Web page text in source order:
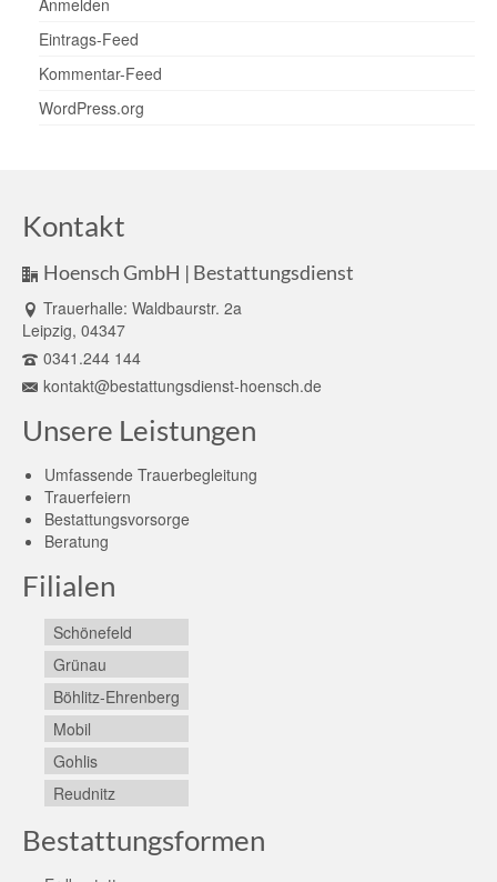
Anmelden
Eintrags-Feed
Kommentar-Feed
WordPress.org
Kontakt
Hoensch GmbH | Bestattungsdienst
Trauerhalle: Waldbaurstr. 2a
Leipzig, 04347
0341.244 144
kontakt@bestattungsdienst-hoensch.de
Unsere Leistungen
Umfassende Trauerbegleitung
Trauerfeiern
Bestattungsvorsorge
Beratung
Filialen
Schönefeld
Grünau
Böhlitz-Ehrenberg
Mobil
Gohlis
Reudnitz
Bestattungsformen